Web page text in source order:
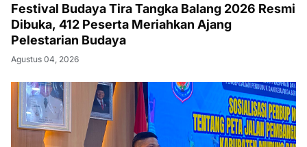
Festival Budaya Tira Tangka Balang 2026 Resmi
Dibuka, 412 Peserta Meriahkan Ajang
Pelestarian Budaya
Agustus 04, 2026